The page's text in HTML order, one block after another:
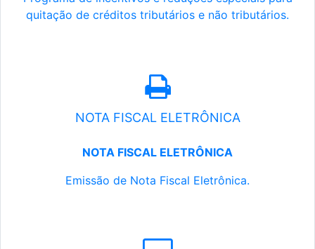
quitação de créditos tributários e não tributários.
NOTA FISCAL ELETRÔNICA
NOTA FISCAL ELETRÔNICA
Emissão de Nota Fiscal Eletrônica.